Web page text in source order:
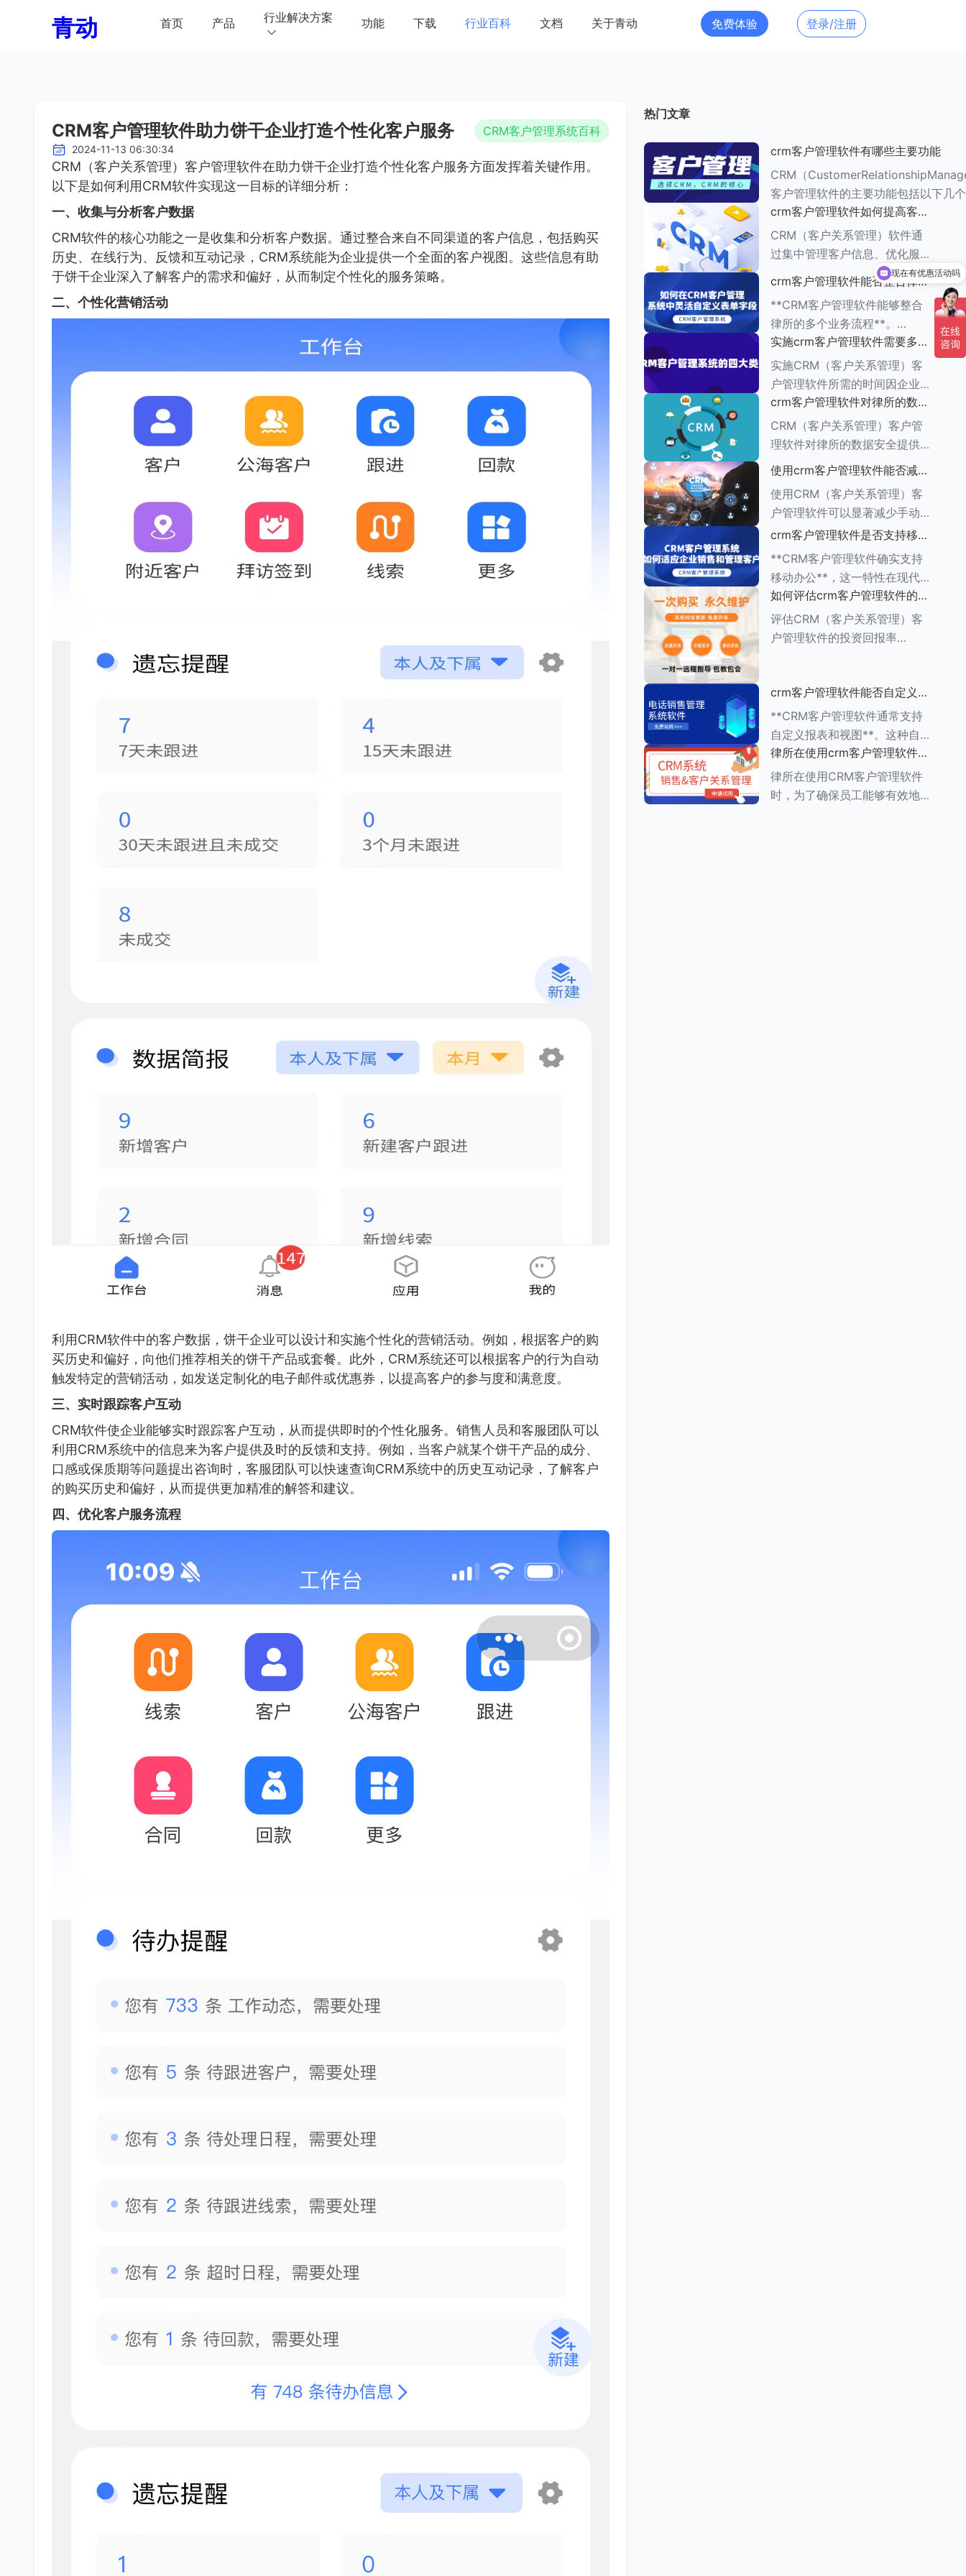
青动 首页 产品 行业解决方案 功能 下载 行业百科 文档 关于青动 免费体验 登录/注册
CRM客户管理软件助力饼干企业打造个性化客户服务 CRM客户管理系统百科
2024-11-13 06:30:34
CRM（客户关系管理）客户管理软件在助力饼干企业打造个性化客户服务方面发挥着关键作用。
以下是如何利用CRM软件实现这一目标的详细分析：
一、收集与分析客户数据
CRM软件的核心功能之一是收集和分析客户数据。通过整合来自不同渠道的客户信息，包括购买
历史、在线行为、反馈和互动记录，CRM系统能为企业提供一个全面的客户视图。这些信息有助
于饼干企业深入了解客户的需求和偏好，从而制定个性化的服务策略。
二、个性化营销活动
利用CRM软件中的客户数据，饼干企业可以设计和实施个性化的营销活动。例如，根据客户的购
买历史和偏好，向他们推荐相关的饼干产品或套餐。此外，CRM系统还可以根据客户的行为自动
触发特定的营销活动，如发送定制化的电子邮件或优惠券，以提高客户的参与度和满意度。
三、实时跟踪客户互动
CRM软件使企业能够实时跟踪客户互动，从而提供即时的个性化服务。销售人员和客服团队可以
利用CRM系统中的信息来为客户提供及时的反馈和支持。例如，当客户就某个饼干产品的成分、
口感或保质期等问题提出咨询时，客服团队可以快速查询CRM系统中的历史互动记录，了解客户
的购买历史和偏好，从而提供更加精准的解答和建议。
四、优化客户服务流程
热门文章
crm客户管理软件有哪些主要功能
CRM（
客户管理软件的主要功能包括以下几
###一、客户信息管理 CRM系统的核心功能是
客户信息管理
crm客户管理软件如何提高客户
满意度
CRM（客户关系管理）软件通
过集中管理客户信息、优化服务
流程、提供个性化服务等多种方
式，能够有效提高客户满意度。
以下是一些具体的方法： ###
一、集中管理客户信息 CRM软
件
crm客户管理软件能否整合律所
的多个业务流程
**CRM客户管理软件能够整合
律所的多个业务流程**。
CRM（客户关系管理）管理软
件的功能多种多样，旨在帮助企
业有效管理与客户之间的互动，
增强客户满意度，提升销售业
绩。以下是对CR
实施crm客户管理软件需要多长
时间
实施CRM（客户关系管理）客
户管理软件所需的时间因企业的
具体需求、系统复杂程度、企业
规模以及资源分配情况而异。一
般来说，整个实施周期可以分为
也有所不同。
crm客户管理软件对律所的数据
安全有何保障措施
CRM（客户关系管理）客户管
理软件对律所的数据安全提供了
一系列保障措施，这些措施旨在
和可用性。以下是一些关键的保
障措施： ###数据加密与存储
安全
使用crm客户管理软件能否减少
手动输入数据的工作量
使用CRM（客户关系管理）客
户管理软件可以显著减少手动输
入数据的工作量，原因如下：
1.**自动化数据收集**： -CRM
系统通常具有自动化数据捕获功
能，能够从多个来源
crm客户管理软件是否支持移动
办公
**CRM客户管理软件确实支持
移动办公**，这一特性在现代企
业管理中具有重要意义。以下是
对CRM客户管理软件支持移动
办公的详细阐述： ###一、移
如何评估crm客户管理软件的投
资回报率
评估CRM（客户关系管理）客
户管理软件的投资回报率
实施前后企业多个方面的比较和
分析。以下是一个详细的评估步
骤： ###
crm客户管理软件能否自定义报
表和视图
**CRM客户管理软件通常支持
自定义报表和视图**。这种自定
义功能使得企业能够根据自身的
业务需求，灵活调整和优化
CRM系统的数据展示方式，从
律所在使用crm客户管理软件
时，员工需要接受哪些培训
律所在使用CRM客户管理软件
时，为了确保员工能够有效地利
现在有优惠活动吗